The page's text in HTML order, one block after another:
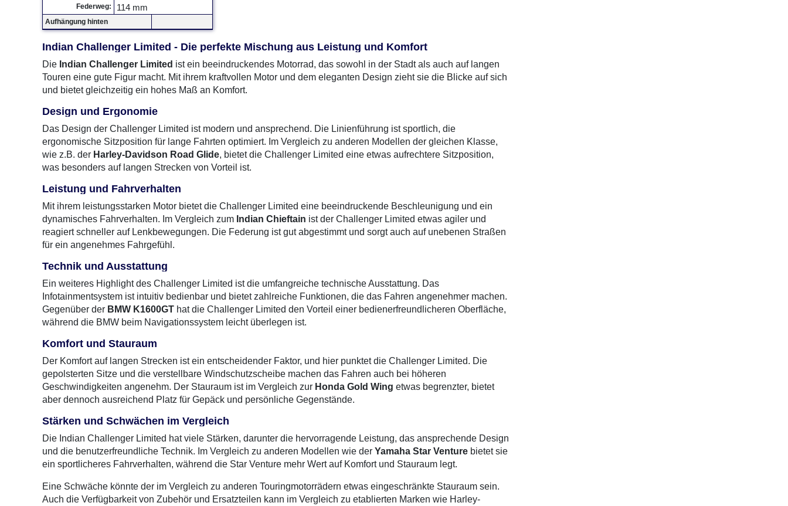
Federweg: 114 mm
Aufhängung hinten
Indian Challenger Limited - Die perfekte Mischung aus Leistung und Komfort
Die Indian Challenger Limited ist ein beeindruckendes Motorrad, das sowohl in der Stadt als auch auf langen
Touren eine gute Figur macht. Mit ihrem kraftvollen Motor und dem eleganten Design zieht sie die Blicke auf sich
und bietet gleichzeitig ein hohes Maß an Komfort.
Design und Ergonomie
Das Design der Challenger Limited ist modern und ansprechend. Die Linienführung ist sportlich, die
ergonomische Sitzposition für lange Fahrten optimiert. Im Vergleich zu anderen Modellen der gleichen Klasse,
wie z.B. der Harley-Davidson Road Glide, bietet die Challenger Limited eine etwas aufrechtere Sitzposition,
was besonders auf langen Strecken von Vorteil ist.
Leistung und Fahrverhalten
Mit ihrem leistungsstarken Motor bietet die Challenger Limited eine beeindruckende Beschleunigung und ein
dynamisches Fahrverhalten. Im Vergleich zum Indian Chieftain ist der Challenger Limited etwas agiler und
reagiert schneller auf Lenkbewegungen. Die Federung ist gut abgestimmt und sorgt auch auf unebenen Straßen
für ein angenehmes Fahrgefühl.
Technik und Ausstattung
Ein weiteres Highlight des Challenger Limited ist die umfangreiche technische Ausstattung. Das
Infotainmentsystem ist intuitiv bedienbar und bietet zahlreiche Funktionen, die das Fahren angenehmer machen.
Gegenüber der BMW K1600GT hat die Challenger Limited den Vorteil einer bedienerfreundlicheren Oberfläche,
während die BMW beim Navigationssystem leicht überlegen ist.
Komfort und Stauraum
Der Komfort auf langen Strecken ist ein entscheidender Faktor, und hier punktet die Challenger Limited. Die
gepolsterten Sitze und die verstellbare Windschutzscheibe machen das Fahren auch bei höheren
Geschwindigkeiten angenehm. Der Stauraum ist im Vergleich zur Honda Gold Wing etwas begrenzter, bietet
aber dennoch ausreichend Platz für Gepäck und persönliche Gegenstände.
Stärken und Schwächen im Vergleich
Die Indian Challenger Limited hat viele Stärken, darunter die hervorragende Leistung, das ansprechende Design
und die benutzerfreundliche Technik. Im Vergleich zu anderen Modellen wie der Yamaha Star Venture bietet sie
ein sportlicheres Fahrverhalten, während die Star Venture mehr Wert auf Komfort und Stauraum legt.
Eine Schwäche könnte der im Vergleich zu anderen Touringmotorrädern etwas eingeschränkte Stauraum sein.
Auch die Verfügbarkeit von Zubehör und Ersatzteilen kann im Vergleich zu etablierten Marken wie Harley-